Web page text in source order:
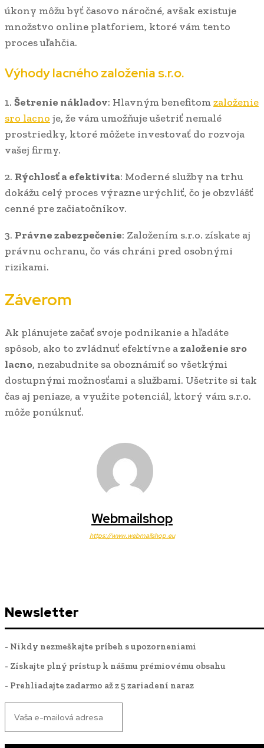
úkony môžu byť časovo náročné, avšak existuje
množstvo online platforiem, ktoré vám tento
proces uľahčia.
Výhody lacného založenia s.r.o.
1. Šetrenie nákladov: Hlavným benefitomzaloženie
sro lacno je, že vám umožňuje ušetriť nemalé
prostriedky, ktoré môžete investovať do rozvoja
vašej firmy.
2. Rýchlosť a efektivita: Moderné služby na trhu
dokážu celý proces výrazne urýchliť, čo je obzvlášť
cenné pre začiatočníkov.
3. Právne zabezpečenie: Založením s.r.o. získate aj
právnu ochranu, čo vás chráni pred osobnými
rizikami.
Záverom
Ak plánujete začať svoje podnikanie a hľadáte
spôsob, ako to zvládnuť efektívne azaloženie sro
lacno, nezabudnite sa oboznámiť so všetkými
dostupnými možnosťami a službami. Ušetrite si tak
čas aj peniaze, a využite potenciál, ktorý vám s.r.o.
môže ponúknuť.
Webmailshop
https://www.webmailshop.eu
Newsletter
- Nikdy nezmeškajte príbeh s upozorneniami
- Získajte plný prístup k nášmu prémiovému obsahu
- Prehliadajte zadarmo až z 5 zariadení naraz